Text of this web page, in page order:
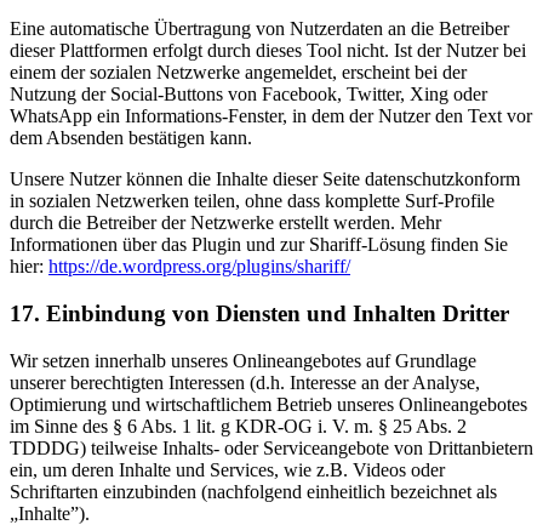
Eine automatische Übertragung von Nutzerdaten an die Betreiber
dieser Plattformen erfolgt durch dieses Tool nicht. Ist der Nutzer bei
einem der sozialen Netzwerke angemeldet, erscheint bei der
Nutzung der Social-Buttons von Facebook, Twitter, Xing oder
WhatsApp ein Informations-Fenster, in dem der Nutzer den Text vor
dem Absenden bestätigen kann.
Unsere Nutzer können die Inhalte dieser Seite datenschutzkonform
in sozialen Netzwerken teilen, ohne dass komplette Surf-Profile
durch die Betreiber der Netzwerke erstellt werden. Mehr
Informationen über das Plugin und zur Shariff-Lösung finden Sie
hier: https://de.wordpress.org/plugins/shariff/
17. Einbindung von Diensten und Inhalten Dritter
Wir setzen innerhalb unseres Onlineangebotes auf Grundlage
unserer berechtigten Interessen (d.h. Interesse an der Analyse,
Optimierung und wirtschaftlichem Betrieb unseres Onlineangebotes
im Sinne des § 6 Abs. 1 lit. g KDR-OG i. V. m. § 25 Abs. 2
TDDDG) teilweise Inhalts- oder Serviceangebote von Drittanbietern
ein, um deren Inhalte und Services, wie z.B. Videos oder
Schriftarten einzubinden (nachfolgend einheitlich bezeichnet als
„Inhalte”).